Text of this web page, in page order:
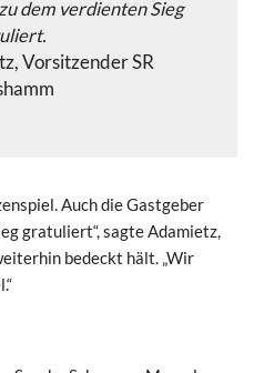
dem verdienten Sieg
Vorsitzender SR
Auch die Gastgeber
gratuliert“, sagte Adamietz,
bedeckt hält. „Wir